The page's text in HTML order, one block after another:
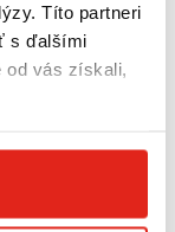
Títo partneri
s ďalšími
od vás získali,